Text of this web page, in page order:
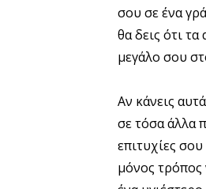
σου σε ένα
θα δεις ότι
μεγάλο σου
Αν κάνεις
σε τόσα άλλα
επιτυχίες
μόνος τρόπος